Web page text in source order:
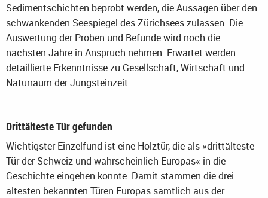
Sedimentschichten beprobt werden, die Aussagen über den
schwankenden Seespiegel des Zürichsees zulassen. Die
Auswertung der Proben und Befunde wird noch die
nächsten Jahre in Anspruch nehmen. Erwartet werden
detaillierte Erkenntnisse zu Gesellschaft, Wirtschaft und
Naturraum der Jungsteinzeit.
Drittälteste Tür gefunden
Wichtigster Einzelfund ist eine Holztür, die als »drittälteste
Tür der Schweiz und wahrscheinlich Europas« in die
Geschichte eingehen könnte. Damit stammen die drei
ältesten bekannten Türen Europas sämtlich aus der